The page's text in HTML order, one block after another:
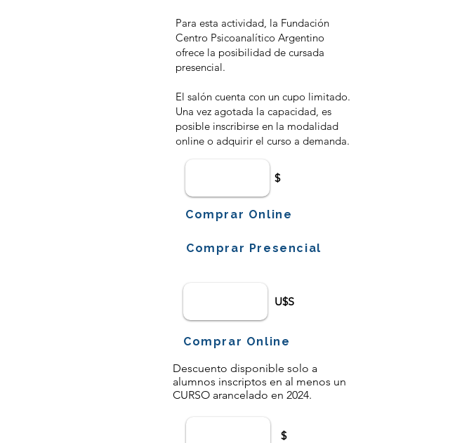
Para esta actividad, la Fundación
Centro Psicoanalítico Argentino
ofrece la posibilidad de cursada
presencial.
El salón cuenta con un cupo limitado.
Una vez agotada la capacidad, es
posible inscribirse en la modalidad
online o adquirir el curso a demanda.
$
Comprar Online
Comprar Presencial
U$S
Comprar Online
Descuento disponible solo a
alumnos inscriptos en al menos un
CURSO arancelado en 2024.
$